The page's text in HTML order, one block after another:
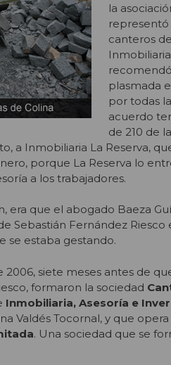
la
representó
canteros
plasmada
por todas
acuerdo
de 210 de
a Inmobiliaria La Reserva,
porque La Reserva lo
a los trabajadores.
era que el abogado Baeza
Sebastián Fernández
se estaba gestando.
2006, siete meses antes de
formaron la sociedad
Inmobiliaria, Asesoría e
Valdés Tocornal, y que
. Una sociedad que se